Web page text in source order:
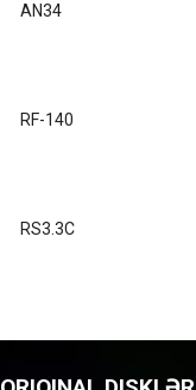
AN34
RF-140
RS3.3C